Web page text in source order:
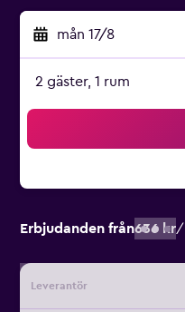
mån 17/8
2 gäster, 1 rum
Erbjudanden från636 kr/
Leverantör